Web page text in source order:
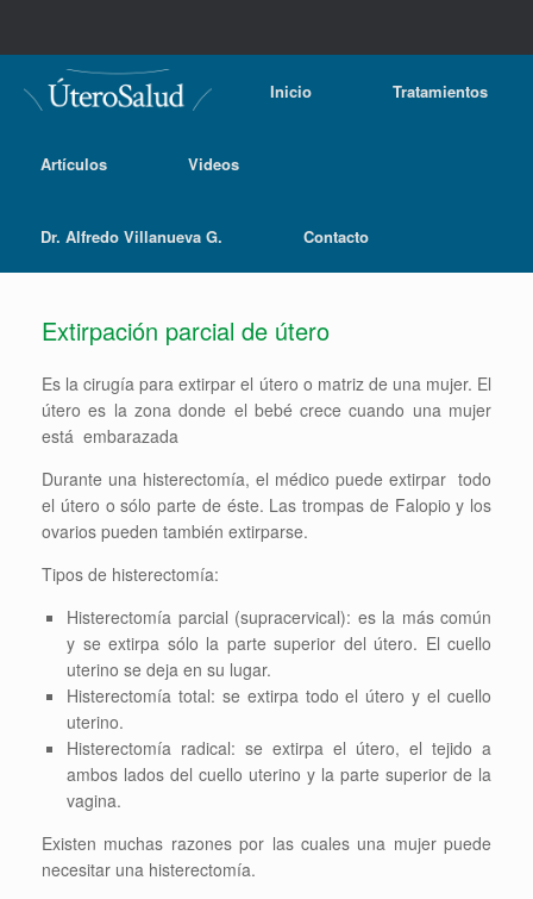
Inicio Tratamientos
Artículos Videos
Dr. Alfredo Villanueva G. Contacto
Extirpación parcial de útero
Es la cirugía para extirpar el útero o matriz de una mujer. El
útero es la zona donde el bebé crece cuando una mujer
está embarazada
Durante una histerectomía, el médico puede extirpar todo
el útero o sólo parte de éste. Las trompas de Falopio y los
ovarios pueden también extirparse.
Tipos de histerectomía:
Histerectomía parcial (supracervical): es la más común
y se extirpa sólo la parte superior del útero. El cuello
uterino se deja en su lugar.
Histerectomía total: se extirpa todo el útero y el cuello
uterino.
Histerectomía radical: se extirpa el útero, el tejido a
ambos lados del cuello uterino y la parte superior de la
vagina.
Existen muchas razones por las cuales una mujer puede
necesitar una histerectomía.